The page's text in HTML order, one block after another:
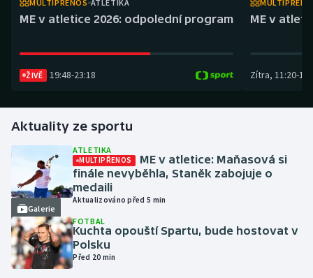
Futsal
Golf
Gymnastika
Házená
Jezdectví
MULTIPŘENOS ATLETIKA
ME v atletice 2026: odpolední program
ŽIVĚ 19:48-23:18
ME v
Zítra, 11:20-
Aktuality ze sportu
Galerie
ATLETIKA
MULTIPŘENOS
ME v atletice: Maňasová si
finále nevyběhla, Staněk zabojuje o
medaili
Aktualizováno před 5 min
FOTBAL
Kuchta opouští Spartu, bude hostovat v
Polsku
Před 20 min